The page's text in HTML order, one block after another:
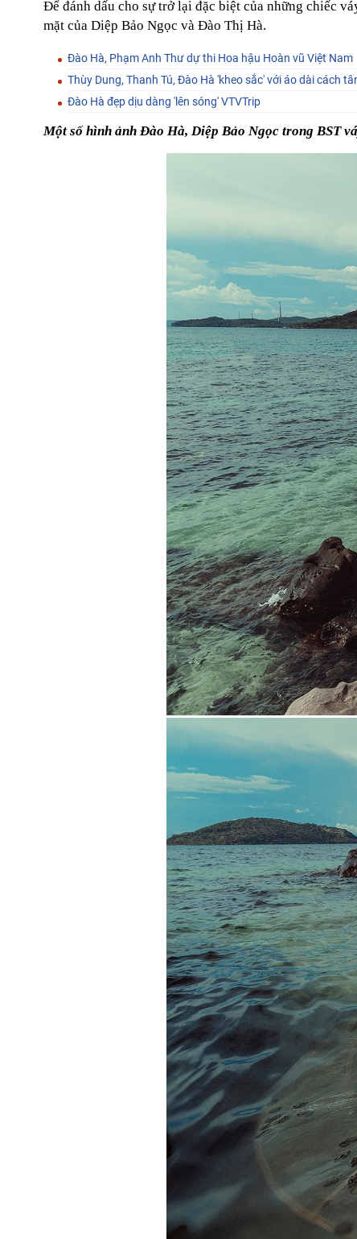
Để đánh dấu cho sự trở lại đặc biệt của những chiếc
mặt của Diệp Bảo Ngọc và Đào Thị Hà.
Đào Hà, Phạm Anh Thư dự thi Hoa hậu Hoàn vũ Việt Nam
Thùy Dung, Thanh Tú, Đào Hà 'kheo sắc' với áo dài cách
Đào Hà đẹp dịu dàng 'lên sóng' VTVTrip
Một số hình ảnh Đào Hà, Diệp Bảo Ngọc trong BST